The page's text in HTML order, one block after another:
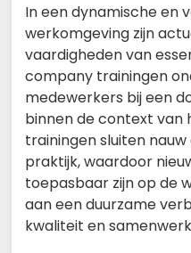
In een dynamische en
werkomgeving zijn
vaardigheden van
company trainingen
medewerkers bij een
binnen de context van
trainingen sluiten
praktijk, waardoor
toepasbaar zijn op de
aan een duurzame
kwaliteit en